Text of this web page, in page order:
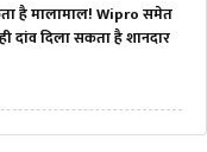
है मालामाल! Wipro समेत
दांव दिला सकता है शानदार